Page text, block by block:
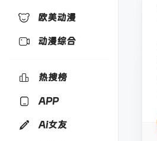
欧美动漫
动漫综合
热搜榜
APP
Ai女友